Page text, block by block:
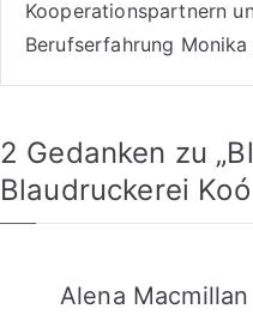
Kooperationspartnern
Berufserfahrung
2 Gedanken zu „
Blaudruckerei
Alena Macmillan